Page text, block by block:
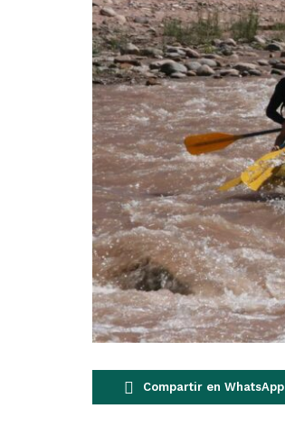
Compartir en WhatsApp